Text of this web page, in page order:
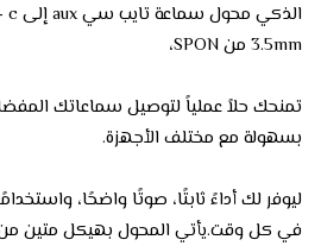
الذكي محول سماعة تايب سي aux إلى type- c
3.5mm من SPON،
تمنحك حلاً عملياً لتوصيل سماعاتك
بسهولة مع مختلف الأجهزة.
ليوفر لك أداءً ثابتًا، صوتًا واضحًا،
في كل وقت.يأتي المحول بهيكل متين من